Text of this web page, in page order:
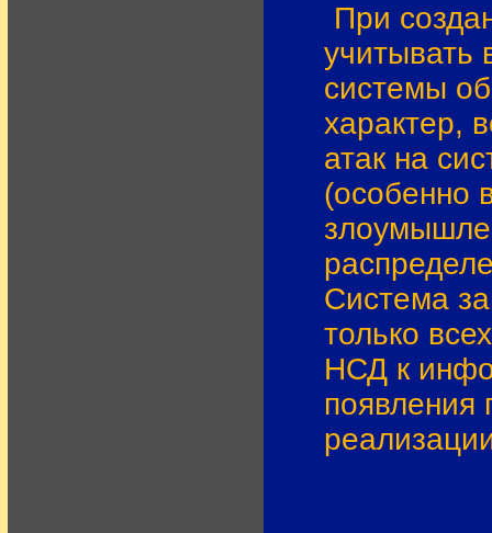
При
учитывать
системы
характер,
атак на
(особенно
Система
только
НСД к
появления